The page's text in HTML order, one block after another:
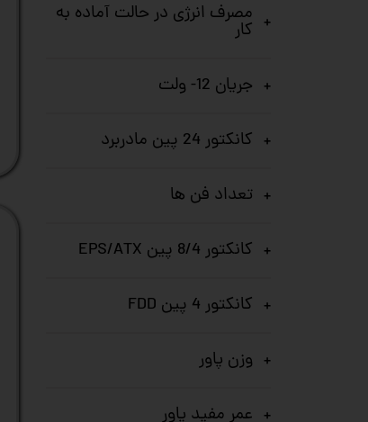
مصرف انرژی در حالت آماده به
کار
جریان 12- ولت
کانکتور 24 پین مادربرد
تعداد فن ها
کانکتور 8/4 پین EPS/ATX
کانکتور 4 پین FDD
وزن پاور
عمر مفید پاور